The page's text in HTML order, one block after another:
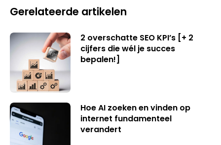
Gerelateerde artikelen
2 overschatte SEO KPI’s [+ 2
cijfers die wél je succes
bepalen!]
Hoe AI zoeken en vinden op
internet fundamenteel
verandert